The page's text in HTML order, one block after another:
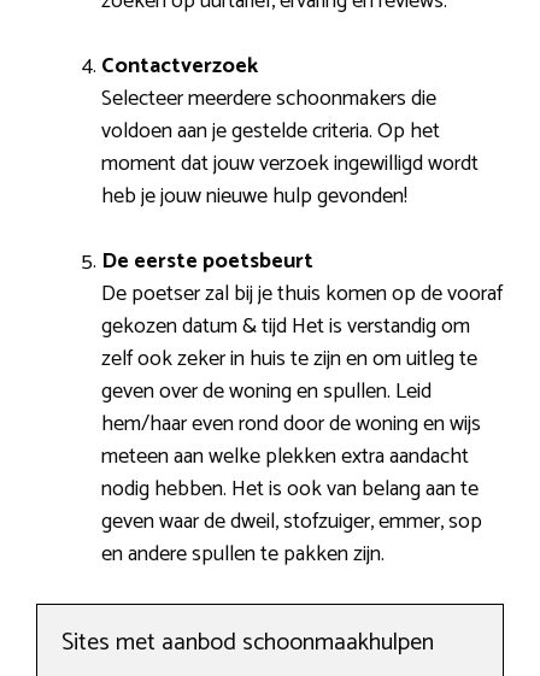
Contactverzoek
Selecteer meerdere schoonmakers die
voldoen aan je gestelde criteria. Op het
moment dat jouw verzoek ingewilligd wordt
heb je jouw nieuwe hulp gevonden!
De eerste poetsbeurt
De poetser zal bij je thuis komen op de vooraf
gekozen datum & tijd Het is verstandig om
zelf ook zeker in huis te zijn en om uitleg te
geven over de woning en spullen. Leid
hem/haar even rond door de woning en wijs
meteen aan welke plekken extra aandacht
nodig hebben. Het is ook van belang aan te
geven waar de dweil, stofzuiger, emmer, sop
en andere spullen te pakken zijn.
Sites met aanbod schoonmaakhulpen